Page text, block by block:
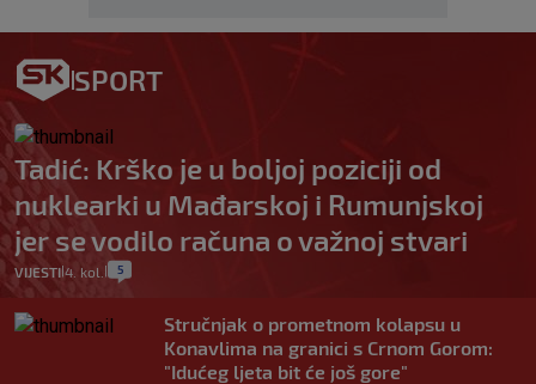
SPORT
Tadić: Krško je u boljoj poziciji od
nuklearki u Mađarskoj i Rumunjskoj
jer se vodilo računa o važnoj stvari
VIJESTI|4. kol. 5
Stručnjak o prometnom kolapsu u
Konavlima na granici s Crnom Gorom:
"Idućeg ljeta bit će još gore"